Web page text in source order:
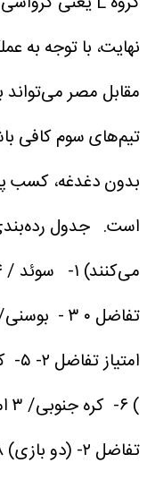
نهایت، با توجه به
مقابل مصر می‌تواند
تیم‌های سوم کافی
بدون دغدغه، کسب
است.
می‌کنند) ۱- سوئد / ۴ امتیاز تفاضل ۰
تفاضل ۰
۳ - بوسنی/ ۴ امتیاز تفاضل ۱-
امتیاز تفاضل ۲-
)۶- کره جنوبی/ ۳ امتیاز تفاضل ۱-
تفاضل ۲- (دو بازی)
۸-